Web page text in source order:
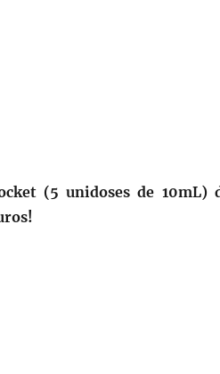
(5 unidoses de 10mL)